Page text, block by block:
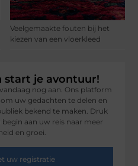
Veelgemaakte fouten bij het
kiezen van een vloerkleed
start je avontuur!
nog aan. Ons platform
uw gedachten te delen en
bekend te maken. Druk
begin aan uw reis naar meer
en groei.
uw registratie